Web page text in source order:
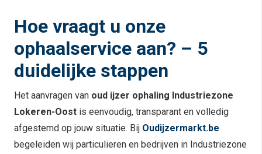
Hoe vraagt u onze
ophaalservice aan? – 5
duidelijke stappen
Het aanvragen van oud ijzer ophaling Industriezone
Lokeren-Oost is eenvoudig, transparant en volledig
afgestemd op jouw situatie. Bij Oudijzermarkt.be
begeleiden wij particulieren en bedrijven in Industriezone